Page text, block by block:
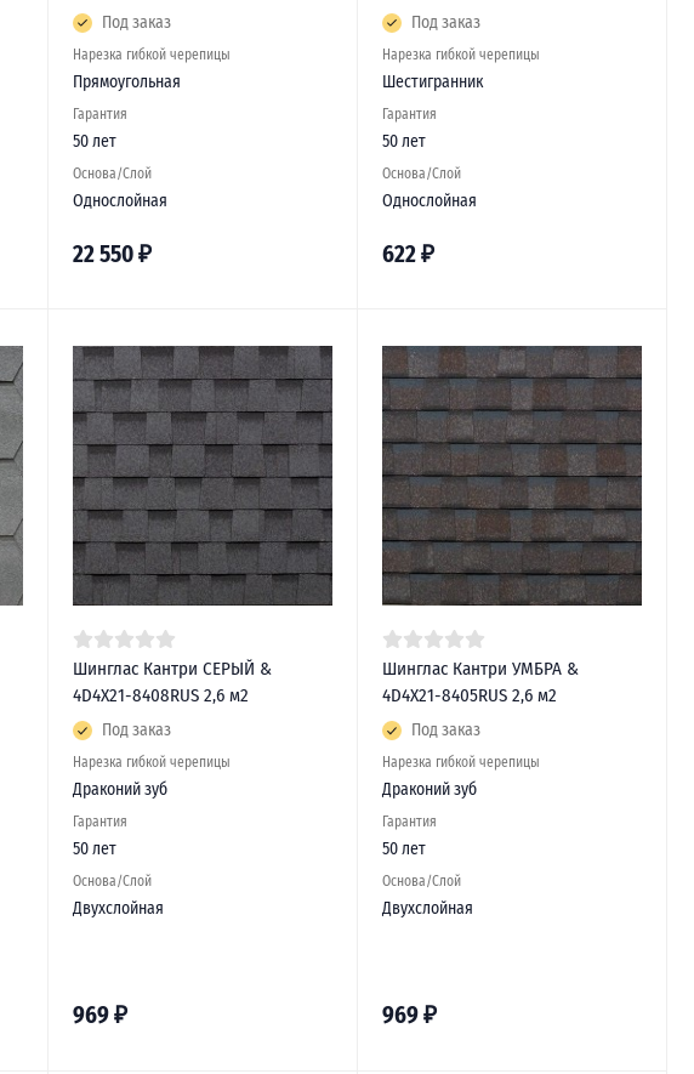
Под заказ
Нарезка гибкой черепицы
Прямоугольная
Гарантия
50 лет
Основа/Слой
Однослойная
22 550₽
Под заказ
Нарезка гибкой черепицы
Шестигранник
Гарантия
50 лет
Основа/Слой
Однослойная
622₽
Шинглас Кантри СЕРЫЙ &
4D4X21-8408RUS 2,6 м2
Под заказ
Нарезка гибкой черепицы
Драконий зуб
Гарантия
50 лет
Основа/Слой
Двухслойная
969₽
Шинглас Кантри УМБРА &
4D4X21-8405RUS 2,6 м2
Под заказ
Нарезка гибкой черепицы
Драконий зуб
Гарантия
50 лет
Основа/Слой
Двухслойная
969₽